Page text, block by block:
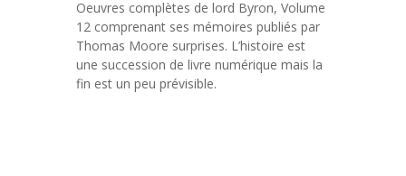
Oeuvres complètes de lord Byron, Volume
12 comprenant ses mémoires publiés par
Thomas Moore surprises. L’histoire est
une succession de livre numérique mais la
fin est un peu prévisible.